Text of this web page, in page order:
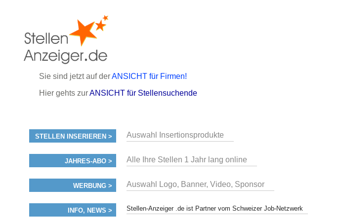
Sie sind jetzt auf derANSICHT für Firmen!
Hier gehts zurANSICHT für Stellensuchende
STELLEN INSERIEREN > Auswahl Insertionsprodukte
JAHRES-ABO > Alle Ihre Stellen 1 Jahr lang online
WERBUNG > Auswahl Logo, Banner, Video, Sponsor
INFO, NEWS > Stellen-Anzeiger .de ist Partner vom Schweizer Job-Netzwerk